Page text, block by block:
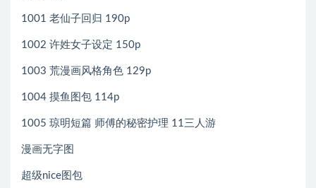
1001 老仙子回归 190p
1002 许姓女子设定 150p
1003 荒漫画风格角色 129p
1004 摸鱼图包 114p
1005 琼明短篇 师傅的秘密护理 11三人游
漫画无字图
超级nice图包